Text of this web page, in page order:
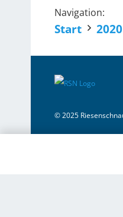
Navigation:
Start 2020
© 2025